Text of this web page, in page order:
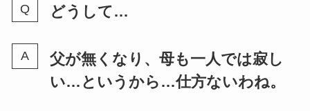
どうして…
父が無くなり、母も一人では寂し
い…というから…仕方ないわね。